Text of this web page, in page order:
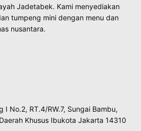
Jadetabek. Kami menyediakan
tumpeng mini dengan menu dan
nusantara.
I No.2, RT.4/RW.7, Sungai Bambu,
Khusus Ibukota Jakarta 14310